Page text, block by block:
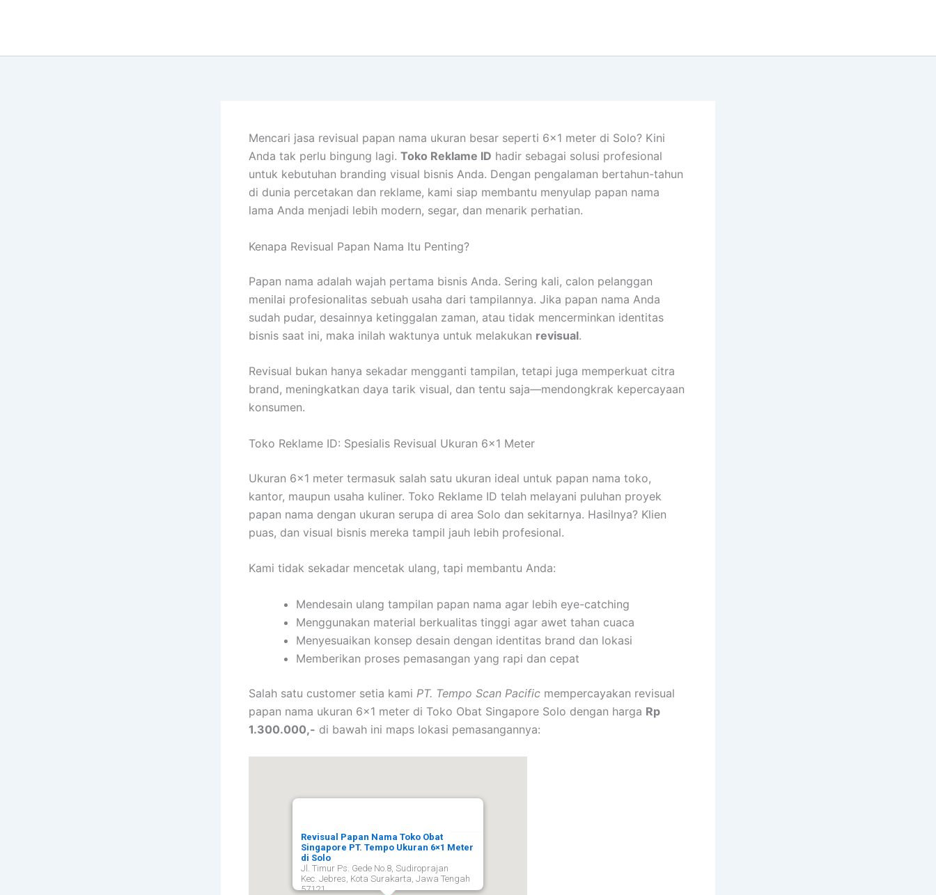
Mencari jasa revisual papan nama ukuran besar seperti 6×1 meter di Solo? Kini
Anda tak perlu bingung lagi. Toko Reklame ID hadir sebagai solusi profesional
untuk kebutuhan branding visual bisnis Anda. Dengan pengalaman bertahun-tahun
di dunia percetakan dan reklame, kami siap membantu menyulap papan nama
lama Anda menjadi lebih modern, segar, dan menarik perhatian.
Kenapa Revisual Papan Nama Itu Penting?
Papan nama adalah wajah pertama bisnis Anda. Sering kali, calon pelanggan
menilai profesionalitas sebuah usaha dari tampilannya. Jika papan nama Anda
sudah pudar, desainnya ketinggalan zaman, atau tidak mencerminkan identitas
bisnis saat ini, maka inilah waktunya untuk melakukan revisual.
Revisual bukan hanya sekadar mengganti tampilan, tetapi juga memperkuat citra
brand, meningkatkan daya tarik visual, dan tentu saja—mendongkrak kepercayaan
konsumen.
Toko Reklame ID: Spesialis Revisual Ukuran 6×1 Meter
Ukuran 6×1 meter termasuk salah satu ukuran ideal untuk papan nama toko,
kantor, maupun usaha kuliner. Toko Reklame ID telah melayani puluhan proyek
papan nama dengan ukuran serupa di area Solo dan sekitarnya. Hasilnya? Klien
puas, dan visual bisnis mereka tampil jauh lebih profesional.
Kami tidak sekadar mencetak ulang, tapi membantu Anda:
Mendesain ulang tampilan papan nama agar lebih eye-catching
Menggunakan material berkualitas tinggi agar awet tahan cuaca
Menyesuaikan konsep desain dengan identitas brand dan lokasi
Memberikan proses pemasangan yang rapi dan cepat
Salah satu customer setia kami PT. Tempo Scan Pacific mempercayakan revisual
papan nama ukuran 6×1 meter di Toko Obat Singapore Solo dengan harga Rp
1.300.000,- di bawah ini maps lokasi pemasangannya:
Revisual Papan Nama Toko Obat
Singapore PT. Tempo Ukuran 6×1 Meter
di Solo
Jl. Timur Ps. Gede No.8, Sudiroprajan
Kec. Jebres, Kota Surakarta, Jawa Tengah
57121,